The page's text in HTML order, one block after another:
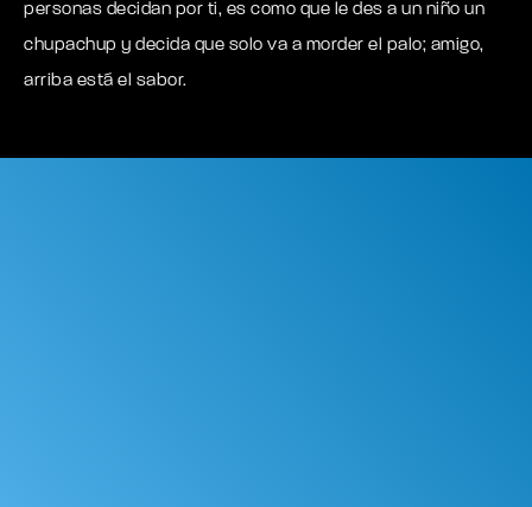
personas decidan por ti, es como que le des a un niño un
chupachup y decida que solo va a morder el palo; amigo,
arriba está el sabor.